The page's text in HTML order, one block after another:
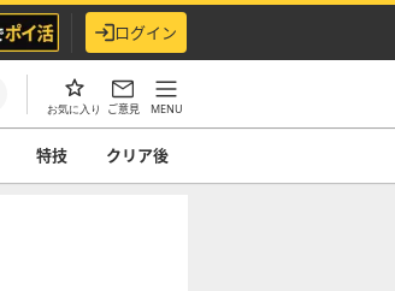
ログイン
お気に入り ご意見 MENU
特技 クリア後